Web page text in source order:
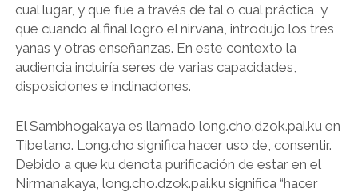
cual lugar, y que fue a través de tal o cual práctica, y
que cuando al final logro el nirvana, introdujo los tres
yanas y otras enseñanzas. En este contexto la
audiencia incluiría seres de varias capacidades,
disposiciones e inclinaciones.
El Sambhogakaya es llamado long.cho.dzok.pai.ku en
Tibetano. Long.cho significa hacer uso de, consentir.
Debido a que ku denota purificación de estar en el
Nirmanakaya, long.cho.dzok.pai.ku significa “hacer